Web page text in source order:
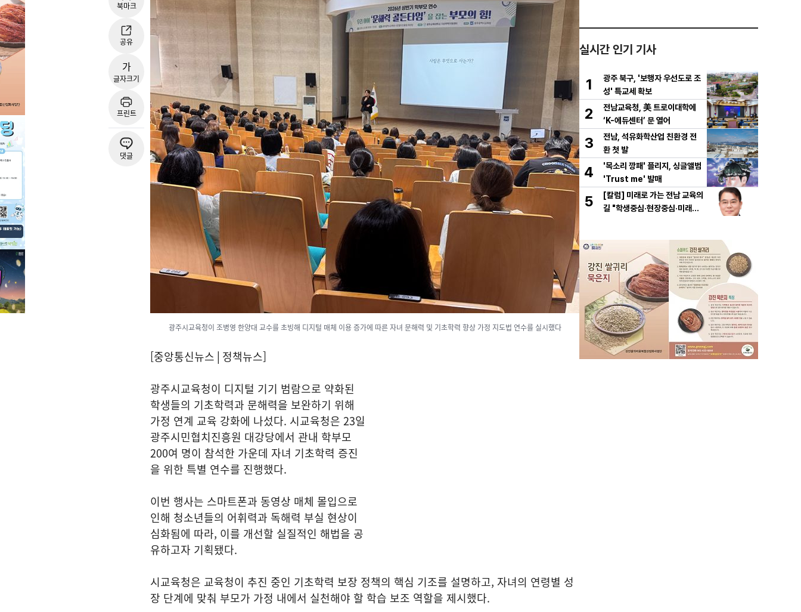
북마크
공유
가
글자크기
프린트
댓글
광주시교육청이 조병영 한양대 교수를 초빙해 디지털 매체 이용 증가에 따른 자녀 문해력 및 기초학력 향상 가정 지도법 연수를 실시했다
[중앙통신뉴스│정책뉴스]
광주시교육청이 디지털 기기 범람으로 약화된
학생들의 기초학력과 문해력을 보완하기 위해
가정 연계 교육 강화에 나섰다. 시교육청은 23일
광주시민협치진흥원 대강당에서 관내 학부모
200여 명이 참석한 가운데 자녀 기초학력 증진
을 위한 특별 연수를 진행했다.
이번 행사는 스마트폰과 동영상 매체 몰입으로
인해 청소년들의 어휘력과 독해력 부실 현상이
심화됨에 따라, 이를 개선할 실질적인 해법을 공
유하고자 기획됐다.
시교육청은 교육청이 추진 중인 기초학력 보장 정책의 핵심 기조를 설명하고, 자녀의 연령별 성
장 단계에 맞춰 부모가 가정 내에서 실천해야 할 학습 보조 역할을 제시했다.
실시간 인기 기사
1
광주 북구, '보행자 우선도로 조
성' 특교세 확보
2
전남교육청, 美 트로이대학에
‘K-에듀센터’ 문 열어
3
전남, 석유화학산업 친환경 전
환 첫 발
4
'목소리 깡패' 플리지, 싱글앨범
'Trust me' 발매
5
[칼럼] 미래로 가는 전남 교육의
길 "학생중심·현장중심·미래중